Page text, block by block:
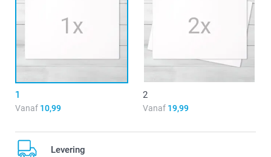
1
Vanaf 10,99
2
Vanaf19,99
Levering